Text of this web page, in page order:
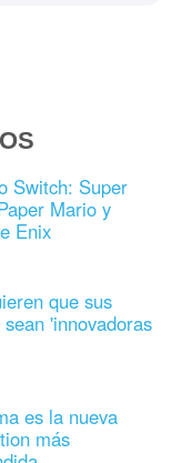
Switch: Super
Mario y
Enix
que sus
'innovadoras
es la nueva
más